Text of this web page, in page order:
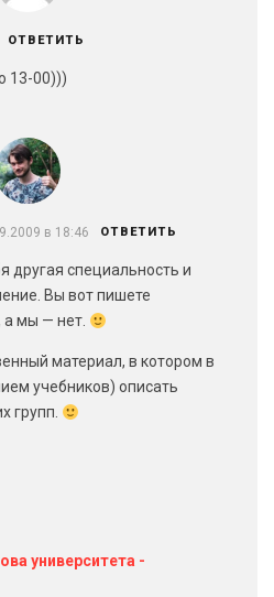
ОТВЕТИТЬ
13-00)))
в 18:46 ОТВЕТИТЬ
другая специальность и
Вы вот пишете
а мы — нет.
материал, в котором в
учебников) описать
групп.
университета -